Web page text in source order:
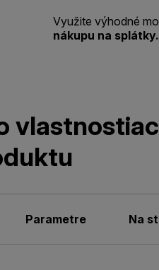
Využite výhodné
nákupu na splátky.
Parametre Na